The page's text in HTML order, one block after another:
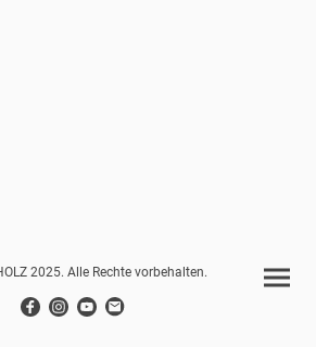
2025. Alle Rechte vorbehalten.